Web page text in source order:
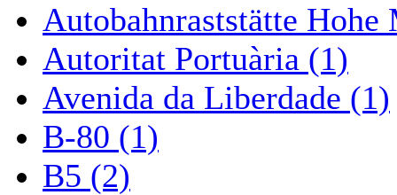
Autobahnraststätte Hohe
Autoritat Portuària (1)
Avenida da Liberdade (1)
B-80 (1)
B5 (2)